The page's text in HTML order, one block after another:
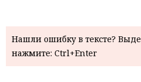
Нашли ошибку в тексте?
нажмите: Ctrl+Enter